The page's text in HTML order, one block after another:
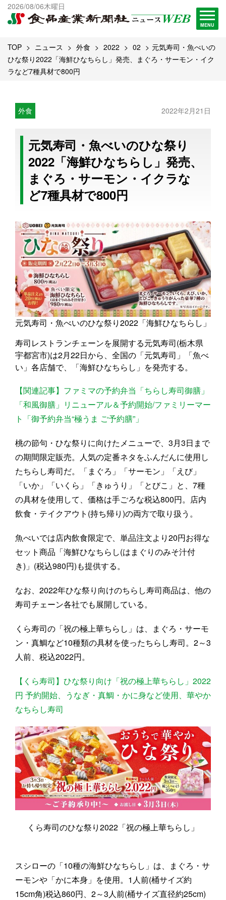
2026/08/06木曜日
MENU
出版物一覧へ
試読・購読申し込み
TOP ニュース 外食 2022 02
元気寿司・魚べいの
ひな祭り2022「海鮮ひなちらし」発売、まぐろ・サーモン・イク
ラなど7種具材で800円
外食 2022年2月21日
元気寿司・魚べいのひな祭り
2022「海鮮ひなちらし」発売、
まぐろ・サーモン・イクラな
ど7種具材で800円
元気寿司・魚べいのひな祭り2022「海鮮ひなちらし」
寿司レストランチェーンを展開する元気寿司(栃木県
宇都宮市)は2月22日から、全国の「元気寿司」「魚べ
い」各店舗で、「海鮮ひなちらし」を発売する。
【関連記事】ファミマの予約弁当「ちらし寿司御膳」
「和風御膳」リニューアル＆予約開始/ファミリーマー
ト「御予約弁当“極うま ご予約膳”」
桃の節句・ひな祭りに向けたメニューで、3月3日まで
の期間限定販売。人気の定番ネタをふんだんに使用し
たちらし寿司だ。「まぐろ」「サーモン」「えび」
「いか」「いくら」「きゅうり」「とびこ」と、7種
の具材を使用して、価格は手ごろな税込800円。店内
飲食・テイクアウト(持ち帰り)の両方で取り扱う。
魚べいでは店内飲食限定で、単品注文より20円お得な
セット商品「海鮮ひなちらし(はまぐりのみそ汁付
き)」(税込980円)も提供する。
なお、2022年ひな祭り向けのちらし寿司商品は、他の
寿司チェーン各社でも展開している。
くら寿司の「祝の極上華ちらし」は、まぐろ・サーモ
ン・真鯛など10種類の具材を使ったちらし寿司。2～3
人前、税込2022円。
【くら寿司】ひな祭り向け「祝の極上華ちらし」2022
円 予約開始、うなぎ・真鯛・かに身など使用、華やか
なちらし寿司
くら寿司のひな祭り2022「祝の極上華ちらし」
スシローの「10種の海鮮ひなちらし」は、まぐろ・サ
ーモンや「かに本身」を使用。1人前(桶サイズ約
15cm角)税込860円、2～3人前(桶サイズ直径約25cm)